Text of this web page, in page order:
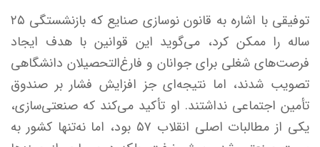
توفیقی با اشاره به قانون نوسازی صنایع که بازنشستگی ۲۵
ساله را ممکن کرد، می‌گوید این قوانین با هدف ایجاد
فرصت‌های شغلی برای جوانان و فارغ‌التحصیلان دانشگاهی
تصویب شدند، اما نتیجه‌ای جز افزایش فشار بر صندوق
تأمین اجتماعی نداشتند. او تأکید می‌کند که صنعتی‌سازی،
یکی از مطالبات اصلی انقلاب ۵۷ بود، اما نه‌تنها کشور به